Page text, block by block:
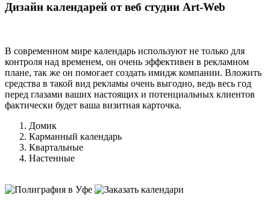
Дизайн календарей от веб студии Art-Web
В современном мире календарь используют не только для
контроля над временем, он очень эффективен в рекламном
плане, так же он помогает создать имидж компании. Вложить
средства в такой вид рекламы очень выгодно, ведь весь год
перед глазами ваших настоящих и потенциальных клиентов
фактически будет ваша визитная карточка.
Домик
Карманный календарь
Квартальные
Настенные